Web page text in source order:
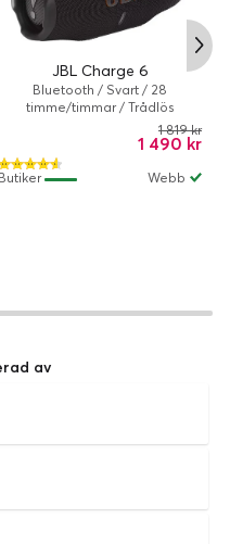
JBL Charge 6
Bluetooth / Svart / 28
timme/timmar / Trådlös
1 490 kr
1 819 kr
Webb
Butiker
av